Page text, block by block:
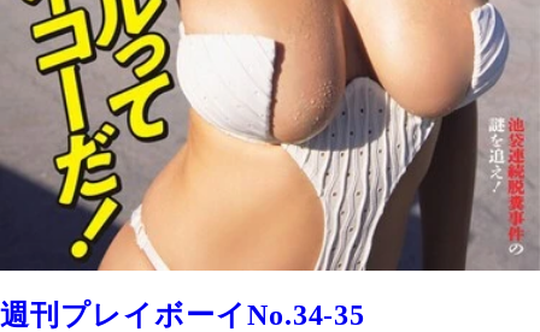
週刊プレイボーイNo.34-35